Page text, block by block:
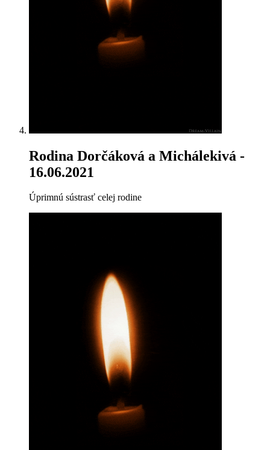
Rodina Dorčáková a Michálekivá -
16.06.2021
Úprimnú sústrasť celej rodine